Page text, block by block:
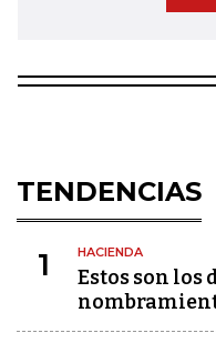
TENDENCIAS
1 HACIENDA
Estos son los